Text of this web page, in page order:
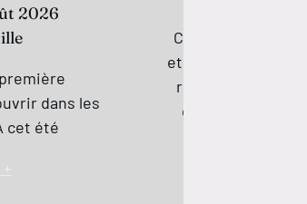
2026
dans les
cet été
Cinéaste de la
et des bruits du
réinvente
comédie à la fin